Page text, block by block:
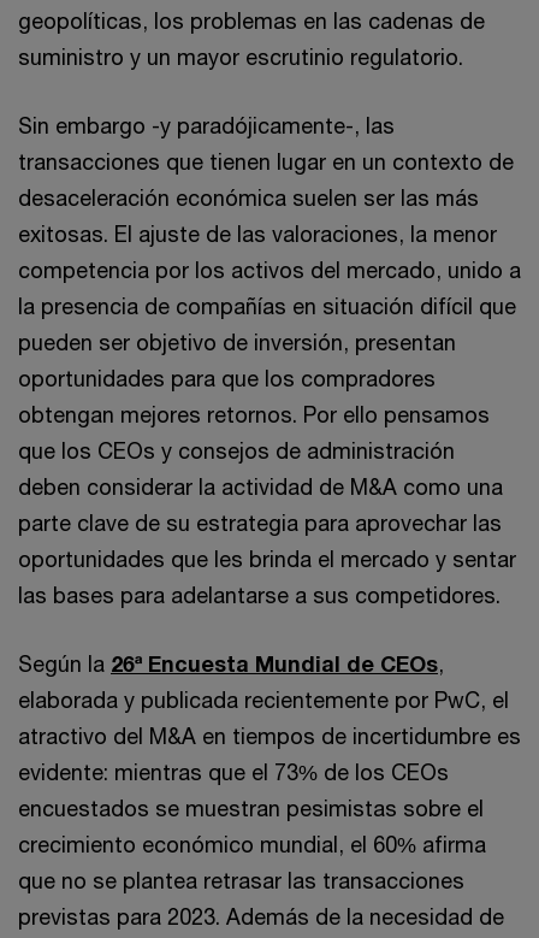
geopolíticas, los problemas en las cadenas de
suministro y un mayor escrutinio regulatorio.
Sin embargo -y paradójicamente-, las
transacciones que tienen lugar en un contexto de
desaceleración económica suelen ser las más
exitosas. El ajuste de las valoraciones, la menor
competencia por los activos del mercado, unido a
la presencia de compañías en situación difícil que
pueden ser objetivo de inversión, presentan
oportunidades para que los compradores
obtengan mejores retornos. Por ello pensamos
que los CEOs y consejos de administración
deben considerar la actividad de M&A como una
parte clave de su estrategia para aprovechar las
oportunidades que les brinda el mercado y sentar
las bases para adelantarse a sus competidores.
Según la 26ª Encuesta Mundial de CEOs,
elaborada y publicada recientemente por PwC, el
atractivo del M&A en tiempos de incertidumbre es
evidente: mientras que el 73% de los CEOs
encuestados se muestran pesimistas sobre el
crecimiento económico mundial, el 60% afirma
que no se plantea retrasar las transacciones
previstas para 2023. Además de la necesidad de